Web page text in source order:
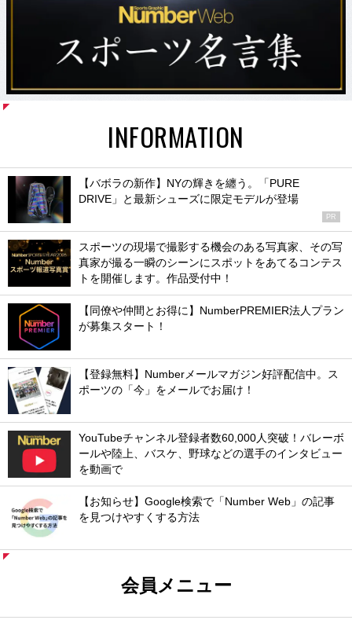
INFORMATION
【バボラの新作】NYの輝きを纏う。「PURE
DRIVE」と最新シューズに限定モデルが登場
PR
スポーツの現場で撮影する機会のある写真家、その写
真家が撮る一瞬のシーンにスポットをあてるコンテス
トを開催します。作品受付中！
【同僚や仲間とお得に】NumberPREMIER法人プラン
が募集スタート！
【登録無料】Numberメールマガジン好評配信中。ス
ポーツの「今」をメールでお届け！
YouTubeチャンネル登録者数60,000人突破！バレーボ
ールや陸上、バスケ、野球などの選手のインタビュー
を動画で
【お知らせ】Google検索で「Number Web」の記事
を見つけやすくする方法
会員メニュー